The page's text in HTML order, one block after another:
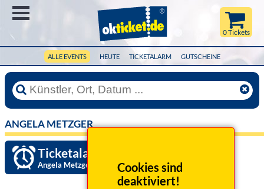
ALLE EVENTS HEUTE TICKETALARM GUTSCHEINE
0 Tickets
Cookies sind
deaktiviert!
ANGELA METZGER
Ticketalarm einrichten »
Angela Metzger